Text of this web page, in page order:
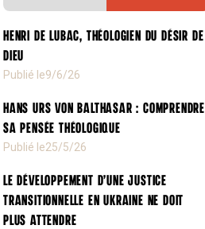
Henri de Lubac, théologien du désir de
Dieu
Publié le9/6/26
Hans Urs von Balthasar : comprendre
sa pensée théologique
Publié le25/5/26
Le développement d’une justice
transitionnelle en Ukraine ne doit
plus attendre